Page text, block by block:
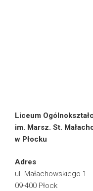
Liceum
im. Marsz. St.
w Płocku
Adres
ul. Małachowskiego 1
09-400 Płock